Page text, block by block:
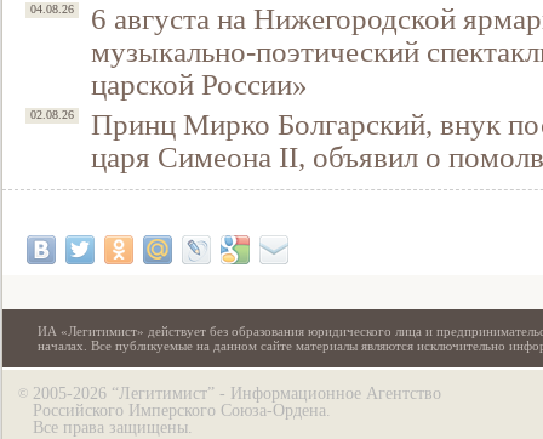
04.08.26
6 августа на Нижегородской
музыкально-поэтический
царской России»
02.08.26
Принц Мирко Болгарский, внук
царя Симеона II, объявил о
Свидетельство
ИА «Легитимист» действует без образования юридического лица и
началах. Все публикуемые на данном сайте материалы являются исключительно
© 2005-2026 “Легитимист” - Информационное Агентство
Российского Имперского Союза-Ордена.
Все права защищены.